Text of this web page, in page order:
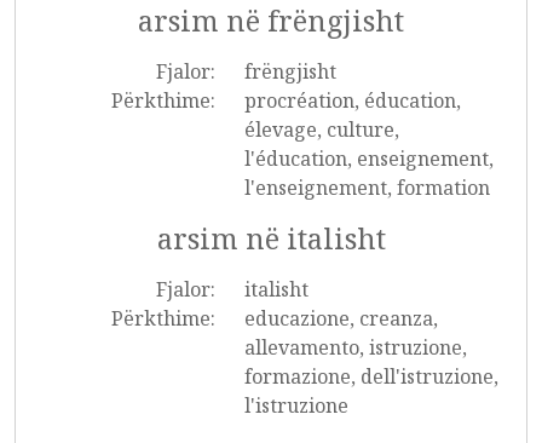
arsim në frëngjisht
Fjalor:
frëngjisht
Përkthime:
procréation, éducation,
élevage, culture,
l'éducation, enseignement,
l'enseignement, formation
arsim në italisht
Fjalor:
italisht
Përkthime:
educazione, creanza,
allevamento, istruzione,
formazione, dell'istruzione,
l'istruzione